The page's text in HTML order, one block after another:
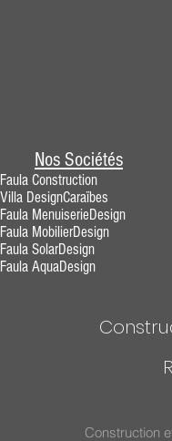
Nos Sociétés
Faula Construction
Villa DesignCaraïbes
Faula MenuiserieDesign
Faula MobilierDesign
Faula SolarDesign
Faula AquaDesign
Construction